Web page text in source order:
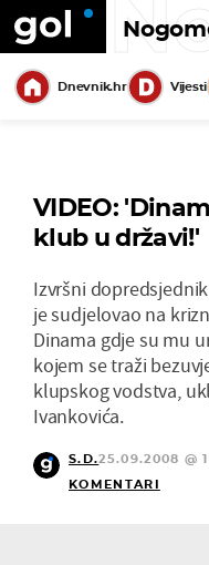
Dnevnik.hr Vijesti
VIDEO:
klub u državi!'
Izvršni
je sudjelovao na
Dinama gdje su mu
kojem se traži
klupskog vodstva,
Ivankovića.
S.D.25.09.2008 @
KOMENTARI